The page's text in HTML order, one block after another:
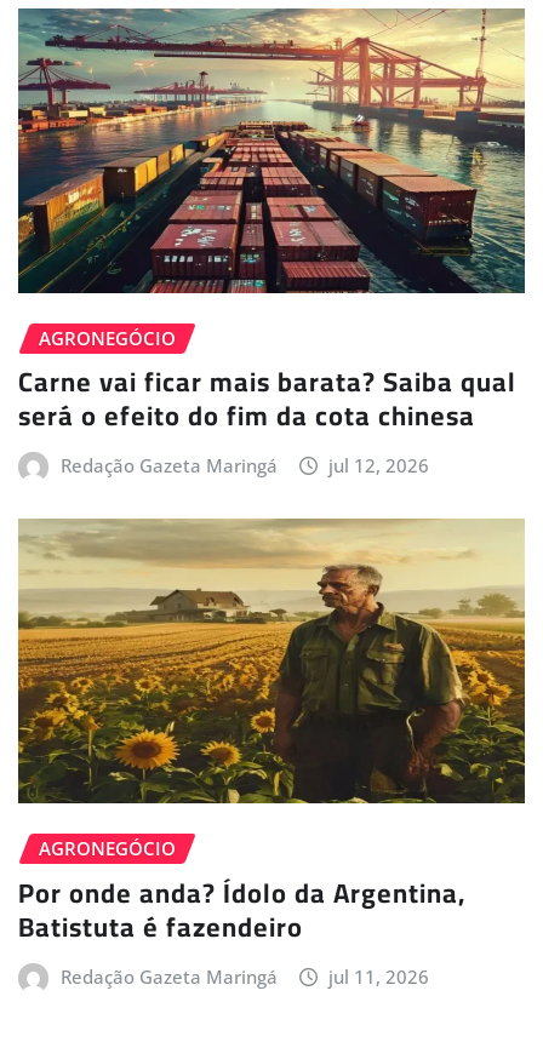
AGRONEGÓCIO
Carne vai ficar mais barata? Saiba qual
será o efeito do fim da cota chinesa
Redação Gazeta Maringá jul 12, 2026
AGRONEGÓCIO
Por onde anda? Ídolo da Argentina,
Batistuta é fazendeiro
Redação Gazeta Maringá jul 11, 2026